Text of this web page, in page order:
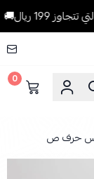
ريال🚚
0
حرف ص